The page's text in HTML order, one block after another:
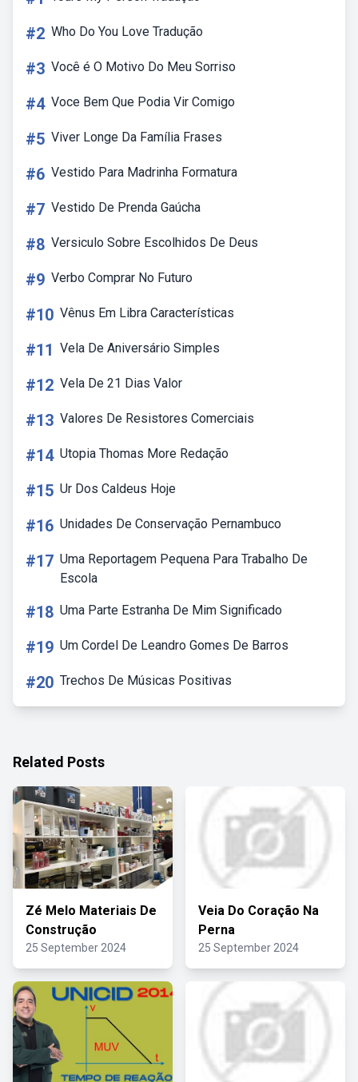
#2 Who Do You Love Tradução
#3 Você é O Motivo Do Meu Sorriso
#4 Voce Bem Que Podia Vir Comigo
#5 Viver Longe Da Família Frases
#6 Vestido Para Madrinha Formatura
#7 Vestido De Prenda Gaúcha
#8 Versiculo Sobre Escolhidos De Deus
#9 Verbo Comprar No Futuro
#10 Vênus Em Libra Características
#11 Vela De Aniversário Simples
#12 Vela De 21 Dias Valor
#13 Valores De Resistores Comerciais
#14 Utopia Thomas More Redação
#15 Ur Dos Caldeus Hoje
#16 Unidades De Conservação Pernambuco
#17 Uma Reportagem Pequena Para Trabalho De
Escola
#18 Uma Parte Estranha De Mim Significado
#19 Um Cordel De Leandro Gomes De Barros
#20 Trechos De Músicas Positivas
Related Posts
Zé Melo Materiais De
Construção
25 September 2024
Veia Do Coração Na
Perna
25 September 2024